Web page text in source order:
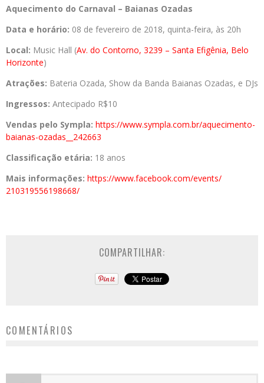
Aquecimento do Carnaval – Baianas Ozadas
Data e horário: 08 de fevereiro de 2018, quinta-feira, às 20h
Local: Music Hall (Av. do Contorno, 3239 – Santa Efigênia, Belo
Horizonte)
Atrações: Bateria Ozada, Show da Banda Baianas Ozadas, e DJs
Ingressos: Antecipado R$10
Vendas pelo Sympla: https://www.sympla.com.br/aquecimento-
baianas-ozadas__242663
Classificação etária: 18 anos
Mais informações: https://www.facebook.com/events/
210319556198668/
COMPARTILHAR:
COMENTÁRIOS